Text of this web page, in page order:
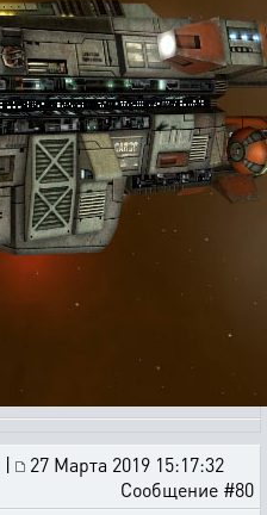
|
27 Марта 2019 15:17:32
Сообщение #80